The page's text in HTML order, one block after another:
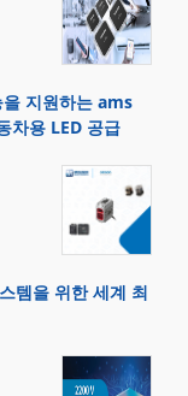
지원하는 ams
차용 LED 공급
템을 위한 세계 최